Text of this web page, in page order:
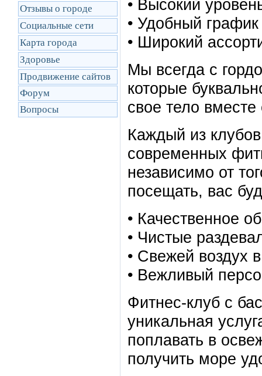
Отзывы о городе
Социальные сети
Карта города
Здоровье
Продвижение сайтов
Форум
Вопросы
• Высокий
• Удобный
• Широкий
Мы всегда с
которые
свое тело
Каждый из
современных
независимо от
посещать, вас
• Качественное
• Чистые
• Свежей воздух
• Вежливый
Фитнес-клуб с
уникальная
поплавать в
получить море